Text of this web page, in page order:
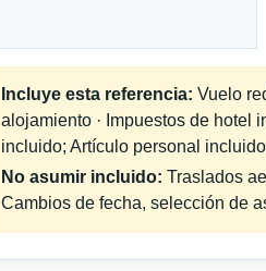
Incluye esta referencia: Vuelo
alojamiento · Impuestos de hotel
incluido; Artículo personal
No asumir incluido: Traslados
Cambios de fecha, selección de